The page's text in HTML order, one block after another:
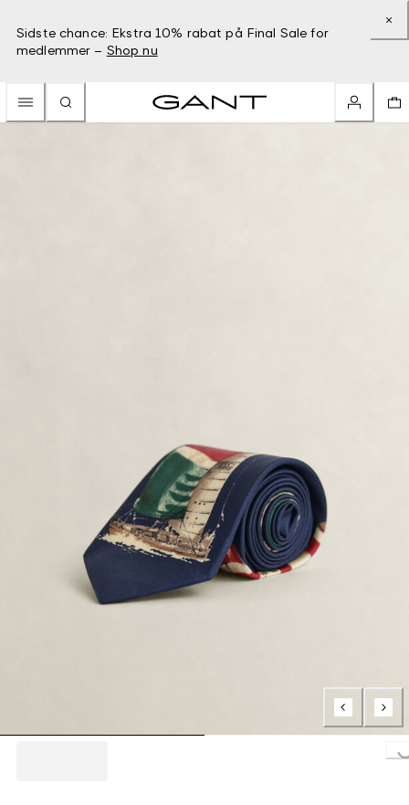
Sidste chance: Ekstra 10% rabat på Final Sale for
medlemmer – Shop nu